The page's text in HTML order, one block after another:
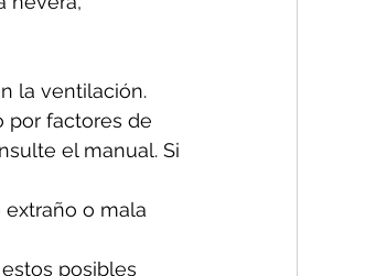
la ventilación.
por factores de
el manual. Si
o mala
posibles